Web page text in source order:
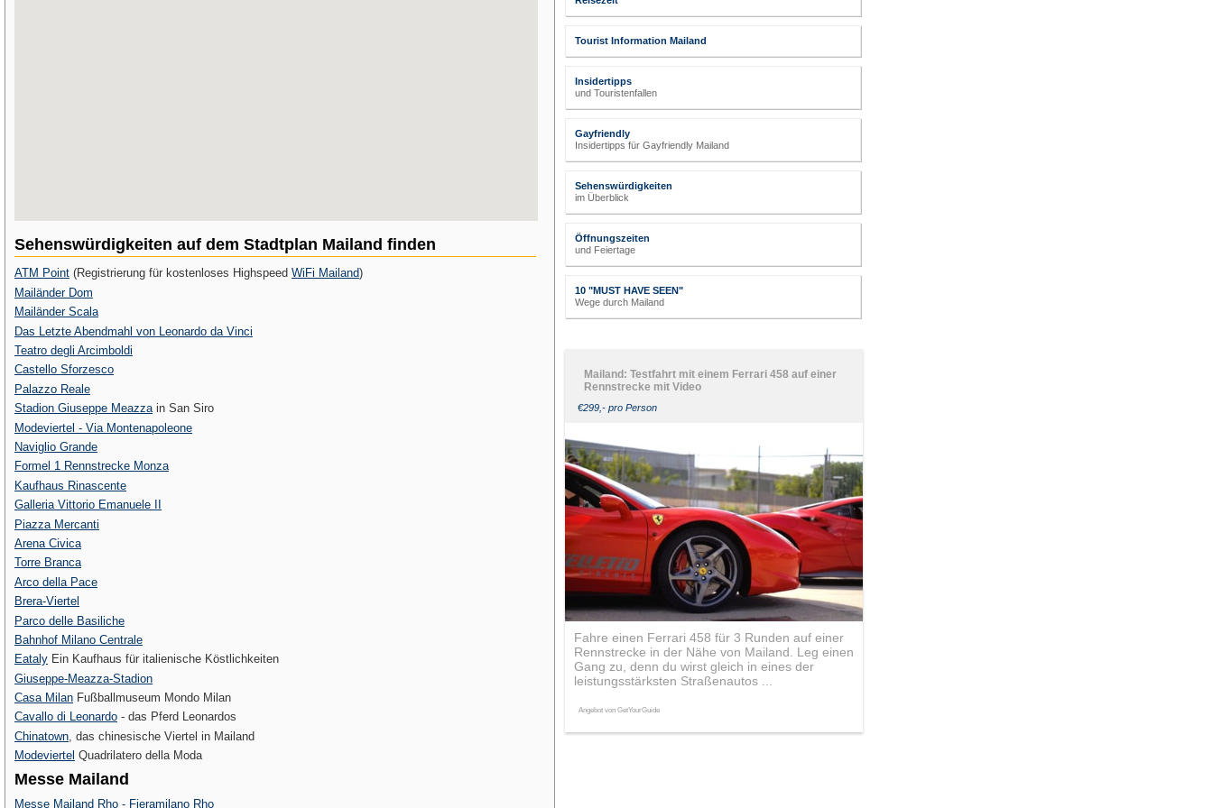
Sehenswürdigkeiten auf dem Stadtplan Mailand finden
ATM Point (Registrierung für kostenloses Highspeed WiFi Mailand)
Mailänder Dom
Mailänder Scala
Das Letzte Abendmahl von Leonardo da Vinci
Teatro degli Arcimboldi
Castello Sforzesco
Palazzo Reale
Stadion Giuseppe Meazzain San Siro
Modeviertel - Via Montenapoleone
Naviglio Grande
Formel 1 Rennstrecke Monza
Kaufhaus Rinascente
Galleria Vittorio Emanuele II
Piazza Mercanti
Arena Civica
Torre Branca
Arco della Pace
Brera-Viertel
Parco delle Basiliche
Bahnhof Milano Centrale
Eataly Ein Kaufhaus für italienische Köstlichkeiten
Giuseppe-Meazza-Stadion
Casa Milan Fußballmuseum Mondo Milan
Cavallo di Leonardo - das Pferd Leonardos
Chinatown , das chinesische Viertel in Mailand
Modeviertel Quadrilatero della Moda
Messe Mailand
Messe Mailand Rho - Fieramilano Rho
Tourist Information Mailand
Insidertipps
und Touristenfallen
Gayfriendly
Insidertipps für Gayfriendly Mailand
Sehenswürdigkeiten
im Überblick
Öffnungszeiten
und Feiertage
10 "MUST HAVE SEEN"
Wege durch Mailand
Mailand: Testfahrt mit einem Ferrari 458 auf einer
Rennstrecke mit Video
€299,- pro Person
Fahre einen Ferrari 458 für 3 Runden auf einer
Rennstrecke in der Nähe von Mailand. Leg einen
Gang zu, denn du wirst gleich in eines der
leistungsstärksten Straßenautos ...
Angebot von GetYourGuide